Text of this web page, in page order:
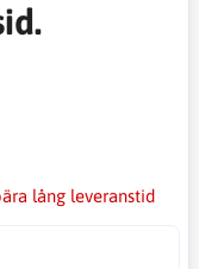
lång leveranstid